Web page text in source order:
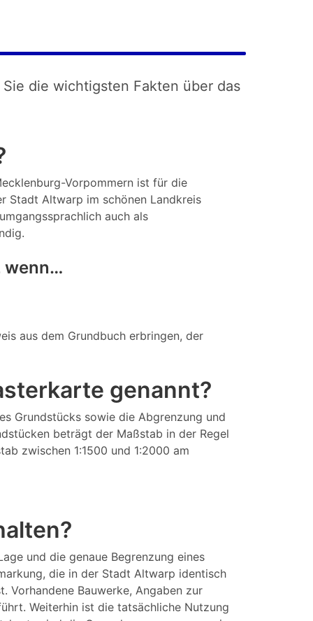
die wichtigsten Fakten über das
Vorpommern ist für die
Stadt Altwarp im schönen Landkreis
auch als
wenn…
aus dem Grundbuch erbringen, der
genannt?
Grundstücks sowie die Abgrenzung und
beträgt der Maßstab in der Regel
zwischen 1:1500 und 1:2000 am
und die genaue Begrenzung eines
die in der Stadt Altwarp identisch
Vorhandene Bauwerke, Angaben zur
Weiterhin ist die tatsächliche Nutzung